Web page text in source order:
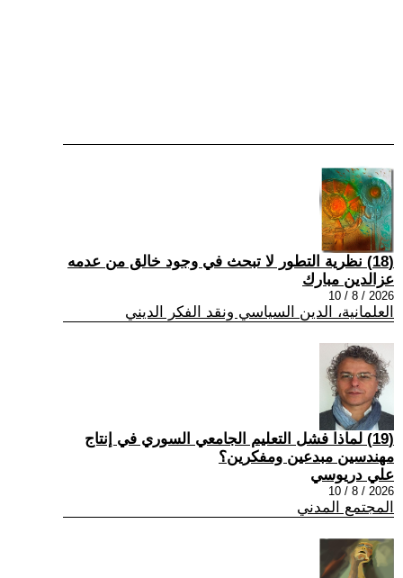
(18) نظرية التطور لا تبحث في وجود خالق من عدمه
عزالدين مبارك
2026 / 8 / 10
العلمانية، الدين السياسي ونقد الفكر الديني
(19) لماذا فشل التعليم الجامعي السوري في إنتاج
مهندسين مبدعين ومفكرين؟
علي دريوسي
2026 / 8 / 10
المجتمع المدني